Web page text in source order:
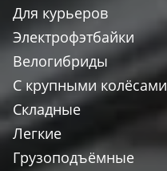
Для курьеров
Электрофэтбайки
Велогибриды
С крупными колёсами
Складные
Легкие
Грузоподъёмные